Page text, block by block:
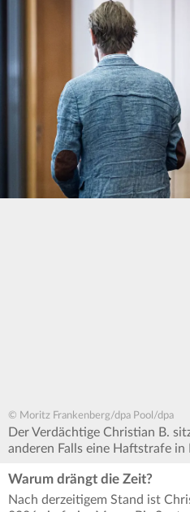
© Moritz Frankenberg/dpa Pool/dpa
Der Verdächtige Christian B.
anderen Falls eine Haftstrafe
Warum drängt die Zeit?
Nach derzeitigem Stand ist